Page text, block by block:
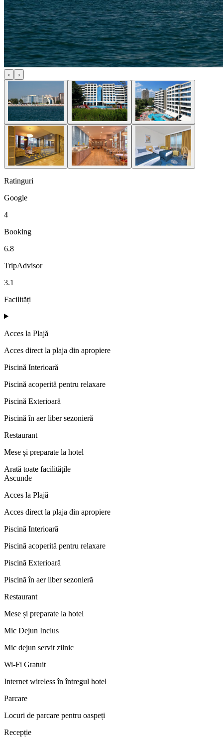
‹ ›
Ratinguri
Google
4
Booking
6.8
TripAdvisor
3.1
Facilități
Acces la Plajă
Acces direct la plaja din apropiere
Piscină Interioară
Piscină acoperită pentru relaxare
Piscină Exterioară
Piscină în aer liber sezonieră
Restaurant
Mese și preparate la hotel
Arată toate facilitățile
Ascunde
Acces la Plajă
Acces direct la plaja din apropiere
Piscină Interioară
Piscină acoperită pentru relaxare
Piscină Exterioară
Piscină în aer liber sezonieră
Restaurant
Mese și preparate la hotel
Mic Dejun Inclus
Mic dejun servit zilnic
Wi-Fi Gratuit
Internet wireless în întregul hotel
Parcare
Locuri de parcare pentru oaspeți
Recepție